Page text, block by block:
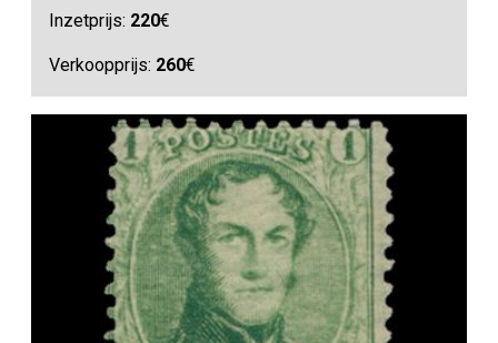
Inzetprijs: 220€
Verkoopprijs: 260€